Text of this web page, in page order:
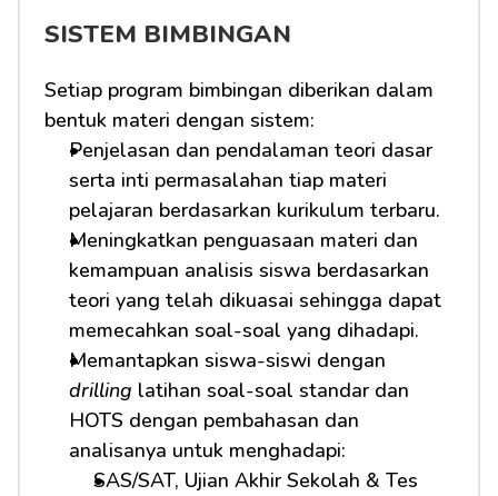
SISTEM BIMBINGAN
Setiap program bimbingan diberikan dalam
bentuk materi dengan sistem:
Penjelasan dan pendalaman teori dasar
serta inti permasalahan tiap materi
pelajaran berdasarkan kurikulum terbaru.
Meningkatkan penguasaan materi dan
kemampuan analisis siswa berdasarkan
teori yang telah dikuasai sehingga dapat
memecahkan soal-soal yang dihadapi.
drilling latihan soal-soal standar dan
HOTS dengan pembahasan dan
analisanya untuk menghadapi:
SAS/SAT, Ujian Akhir Sekolah & Tes